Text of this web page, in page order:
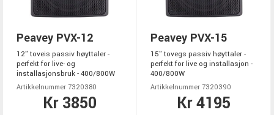
Peavey PVX-12
12" toveis passiv høyttaler -
perfekt for live- og
installasjonsbruk - 400/800W
Artikkelnummer 7320380
Kr 3850
Peavey PVX-15
15" tovegs passiv høyttaler -
perfekt for live og installasjon -
400/800W
Artikkelnummer 7320390
Kr 4195